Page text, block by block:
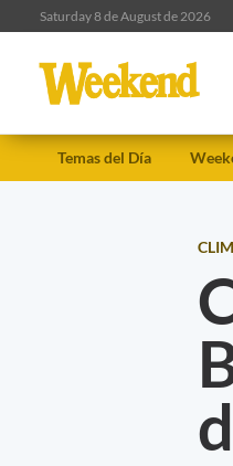
Saturday 8 de August de 2026
Temas del Día